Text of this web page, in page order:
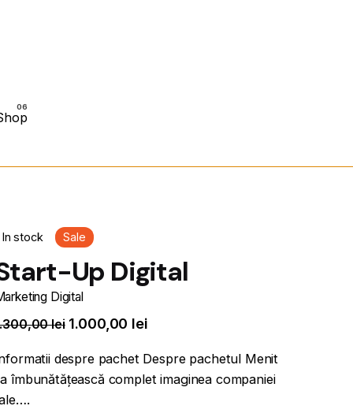
In stock Sale
Up Digital
Digital
lei 1.000,00 lei
despre pachet Despre pachetul Menit
îmbunătățească complet imaginea companiei